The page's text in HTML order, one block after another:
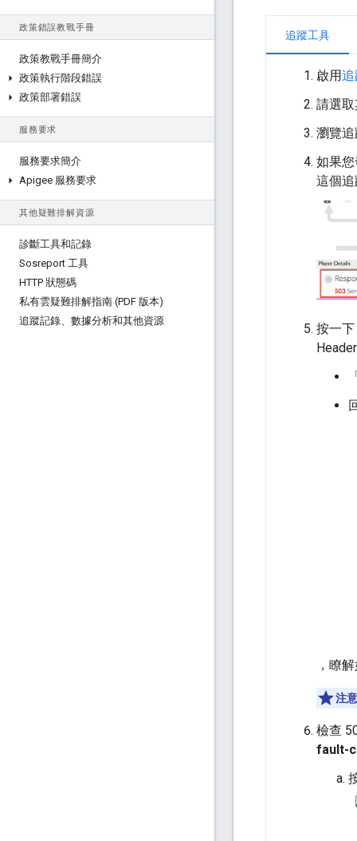
政策錯誤教戰手冊
政策教戰手冊簡介
政策執行階段錯誤
政策部署錯誤
服務要求
服務要求簡介
Apigee 服務要求
其他疑難排解資源
診斷工具和記錄
Sosreport 工具
HTTP 狀態碼
私有雲疑難排解指南 (PDF 版本)
追蹤記錄、數據分析和其他資源
追蹤工具
啟用
請選
瀏覽
如果
這個
按一
，瞭
注
檢查
fault-